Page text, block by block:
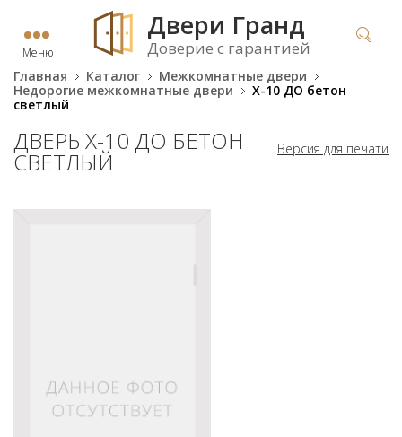
Меню
Двери Гранд
Доверие с гарантией
Главная Каталог
Межкомнатные двери
Недорогие межкомнатные двери
X-10 ДО бетон
светлый
Версия для печати
ДВЕРЬ X-10 ДО БЕТОН
СВЕТЛЫЙ